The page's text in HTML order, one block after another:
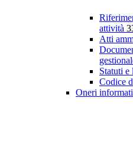
attività
Atti
Statuti e
Codice
Oneri